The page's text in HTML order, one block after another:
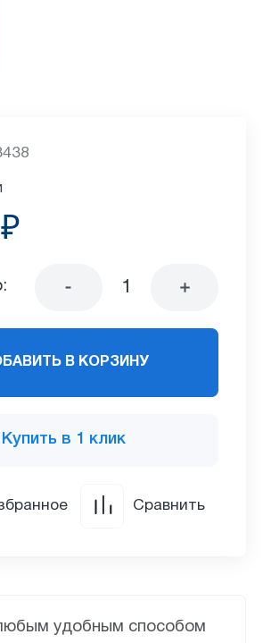
удобным способом
В КОРЗИНУ
Купить в 1 клик
Сравнить